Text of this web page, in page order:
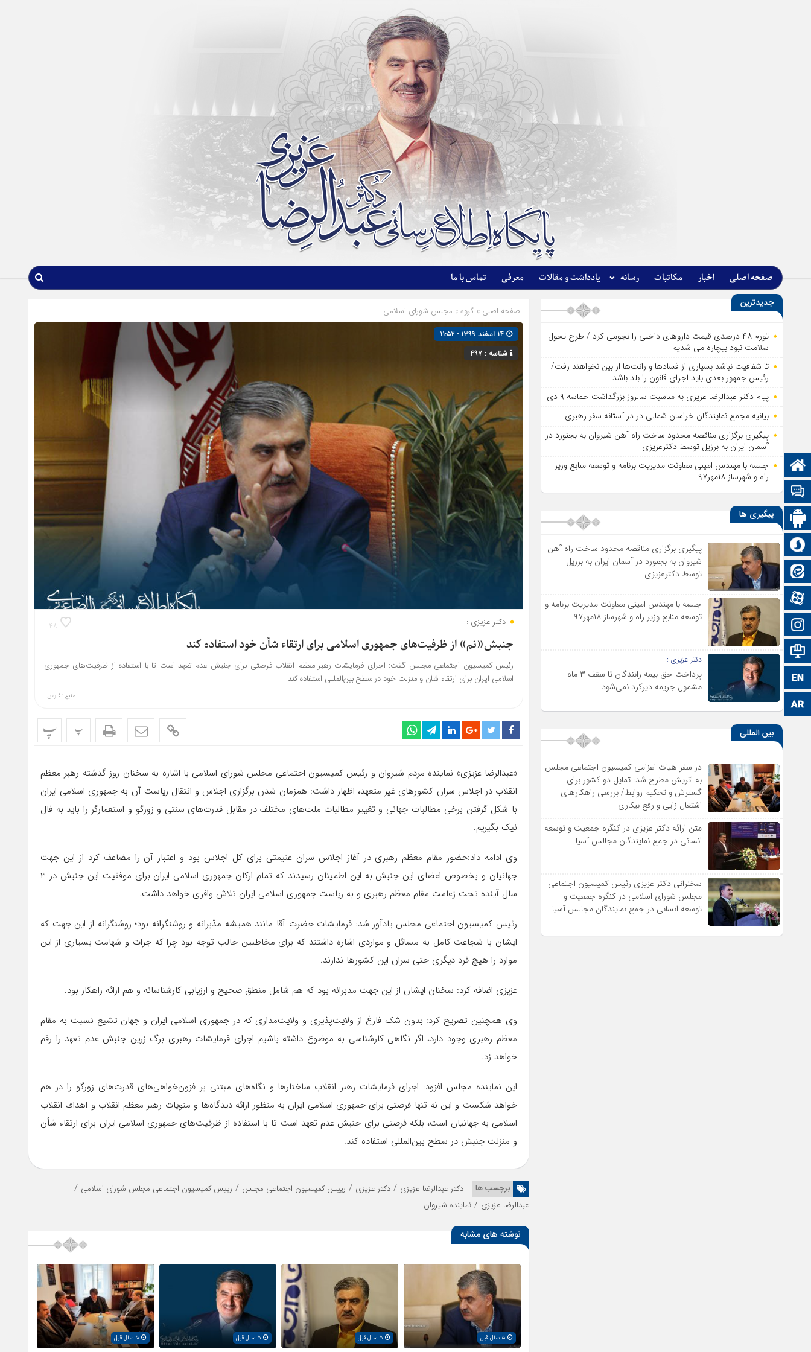
صفحه اصلی اخبار مکاتبات رسانه یادداشت و مقالات معرفی تماس با ما
صفحه نخست
تالار گفتمان
اپلیکیشن سایت
سروش
ایتا
آپارات
اینستاگرام
اطلاعات سایت
زبان انگلیسی
زبان عربی
صفحه اصلی » گروه » مجلس شورای اسلامی
شناسه : ۴۹۷
۴۸ دکتر عزیزی :
جنبش«نم» از ظرفیت‌های جمهوری اسلامی برای ارتقاء شأن خود استفاده کند
رئیس کمیسیون اجتماعی مجلس گفت: اجرای فرمایشات رهبر معظم انقلاب فرصتی برای جنبش عدم تعهد است تا با استفاده از ظرفیت‌های جمهوری
اسلامی ایران برای ارتقاء شأن و منزلت خود در سطح بین‌المللی استفاده کند.
منبع : فارس
پ پ
«عبدالرضا عزیزی» نماینده مردم شیروان و رئیس کمیسیون اجتماعی مجلس شورای اسلامی با اشاره به سخنان روز گذشته رهبر معظم
انقلاب در اجلاس سران کشورهای غیر متعهد، اظهار داشت: همزمان شدن برگزاری اجلاس و انتقال ریاست آن به جمهوری اسلامی ایران
با شکل گرفتن برخی مطالبات جهانی و تغییر مطالبات ملت‌های مختلف در مقابل قدرت‌های سنتی و زورگو و استعمارگر را باید به فال
نیک بگیریم.
وی ادامه داد:حضور مقام معظم رهبری در آغاز اجلاس سران غنیمتی برای کل اجلاس بود و اعتبار آن را مضاعف کرد از این جهت
جهانیان و بخصوص اعضای این جنبش به این اطمینان رسیدند که تمام ارکان جمهوری اسلامی ایران برای موفقیت این جنبش در ۳
سال آینده تحت زعامت مقام معظم رهبری و به ریاست جمهوری اسلامی ایران تلاش وافری خواهد داشت.
رئیس کمیسیون اجتماعی مجلس یادآور شد: فرمایشات حضرت آقا مانند همیشه مدّبرانه و روشنگرانه بود؛ روشنگرانه از این جهت که
ایشان با شجاعت کامل به مسائل و مواردی اشاره داشتند که برای مخاطبین جالب توجه بود چرا که جرات و شهامت بسیاری از این
موارد را هیچ فرد دیگری حتی سران این کشورها ندارند.
عزیزی اضافه کرد: سخنان ایشان از این جهت مدبرانه بود که هم شامل منطق صحیح و ارزیابی کارشناسانه و هم ارائه راهکار بود.
وی همچنین تصریح کرد: بدون شک فارغ از ولایت‌پذیری و ولایت‌مداری که در جمهوری اسلامی ایران و جهان تشیع نسبت به مقام
معظم رهبری وجود دارد، اگر نگاهی کارشناسی به موضوع داشته باشیم اجرای فرمایشات رهبری برگ زرین جنبش عدم تعهد را رقم
خواهد زد.
این نماینده مجلس افزود: اجرای فرمایشات رهبر انقلاب ساختارها و نگاه‌های مبتنی بر فزون‌خواهی‌های قدرت‌های زورگو را در هم
خواهد شکست و این نه تنها فرصتی برای جمهوری اسلامی ایران به منظور ارائه دیدگاه‌ها و منویات رهبر معظم انقلاب و اهداف انقلاب
اسلامی به جهانیان است، بلکه فرصتی برای جنبش عدم تعهد است تا با استفاده از ظرفیت‌های جمهوری اسلامی ایران برای ارتقاء شأن
و منزلت جنبش در سطح بین‌المللی استفاده کند.
برچسب ها دکتر عبدالرضا عزیزی / دکتر عزیزی / رییس کمیسیون اجتماعی مجلس / رییس کمیسیون اجتماعی مجلس شورای اسلامی /
عبدالرضا عزیزی / نماینده شیروان
نوشته های مشابه
۵ سال قبل
جدیدترین
تورم ۴۸ درصدی قیمت داروهای داخلی را نجومی کرد / طرح تحول
سلامت نبود بیچاره می شدیم
تا شفافیت نباشد بسیاری از فساد‌ها و رانت‌ها از بین نخواهند رفت/
رئیس جمهور بعدی باید اجرای قانون را بلد باشد
پیام دکتر عبدالرضا عزیزی به مناسبت سالروز بزرگداشت حماسه ۹ دی
بیانیه مجمع نمایندگان خراسان شمالی در در آستانه سفر رهبری
پیگیری برگزاری مناقصه محدود ساخت راه آهن شیروان به بجنورد در
آسمان ایران به برزیل توسط دکترعزیزی
جلسه با مهندس امینی معاونت مدیریت برنامه و توسعه منابع وزیر
راه و شهرساز ۱۸مهر۹۷
پیگیری ها
پیگیری برگزاری مناقصه محدود ساخت راه آهن
شیروان به بجنورد در آسمان ایران به برزیل
توسط دکترعزیزی
جلسه با مهندس امینی معاونت مدیریت برنامه و
توسعه منابع وزیر راه و شهرساز ۱۸مهر۹۷
دکتر عزیزی :
پرداخت حق بیمه رانندگان تا سقف ۳ ماه
مشمول جریمه دیرکرد نمی‌شود
بین المللی
در سفر هیات اعزامی کمیسیون اجتماعی مجلس
به اتریش مطرح شد: تمایل دو کشور برای
گسترش و تحکیم روابط/ بررسی راهکارهای
اشتغال زایی و رفع بیکاری
متن ارائه دکتر عزیزى در کنگره جمعیت و توسعه
انسانى در جمع نمایندگان مجالس آسیا
سخنرانى دکتر عزیزى رئیس کمیسیون اجتماعى
مجلس شوراى اسلامى در کنگره جمعیت و
توسعه انسانى در جمع نمایندگان مجالس آسیا